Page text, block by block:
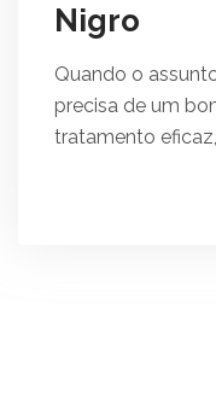
Nigro
Quando o
precisa de um
tratamento